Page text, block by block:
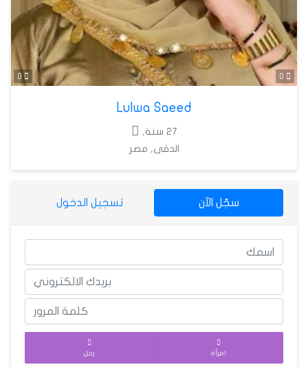
0
Lulwa Saeed
27 سنة,
الدقى, مصر
سجّل الآن تسجيل الدخول
امرأة رجل